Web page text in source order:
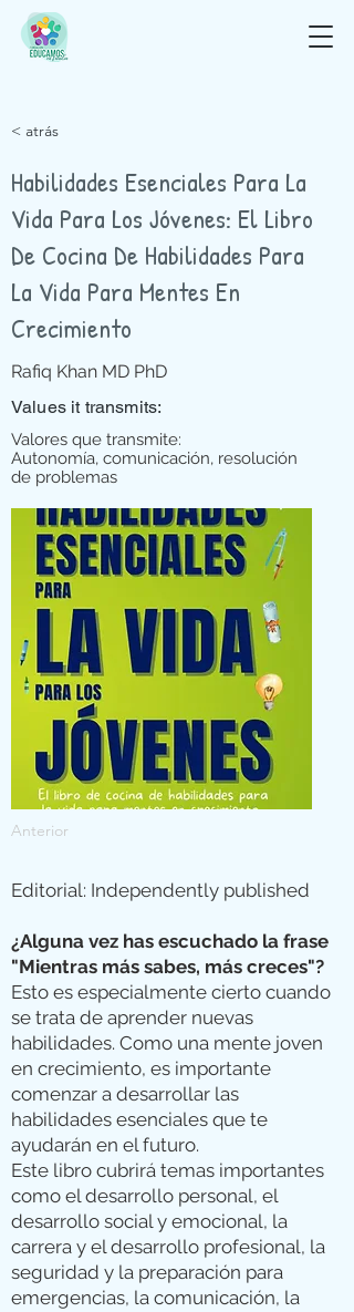
< atrás
Habilidades Esenciales Para La
Vida Para Los Jóvenes: El Libro
De Cocina De Habilidades Para
La Vida Para Mentes En
Crecimiento
Rafiq Khan MD PhD
Values it transmits:
Valores que transmite:
Autonomía, comunicación, resolución
de problemas
Anterior
Editorial: Independently published
¿Alguna vez has escuchado la frase
"Mientras más sabes, más creces"?
Esto es especialmente cierto cuando
se trata de aprender nuevas
habilidades. Como una mente joven
en crecimiento, es importante
comenzar a desarrollar las
habilidades esenciales que te
ayudarán en el futuro.
Este libro cubrirá temas importantes
como el desarrollo personal, el
desarrollo social y emocional, la
carrera y el desarrollo profesional, la
seguridad y la preparación para
emergencias, la comunicación, la